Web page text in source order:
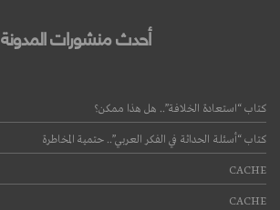
أحدث منشورات المدونة
كتاب “استعادة الخلافة”.. هل هذا ممكن؟
كتاب “أسئلة الحداثة في الفكر العربي”.. حتمية المخاطرة
CACHE
CACHE